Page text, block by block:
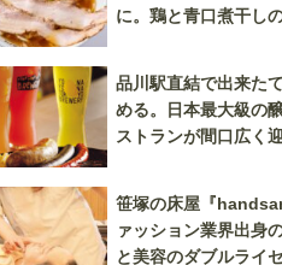
に。鶏と青口煮干し
品川駅直結で出来た
める。日本最大級の
ストランが間口広く
笹塚の床屋『
ァッション業界出身
と美容のダブルライ